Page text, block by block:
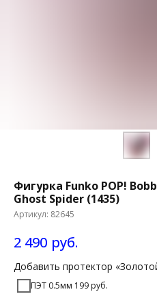
Фигурка Funko POP!
Ghost Spider (1435)
Артикул: 82645
2 490 руб.
Добавить протектор
ПЭТ 0.5мм 199 руб.